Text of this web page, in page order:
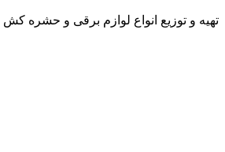
تهیه و توزیع انواع لوازم برقی و حشره